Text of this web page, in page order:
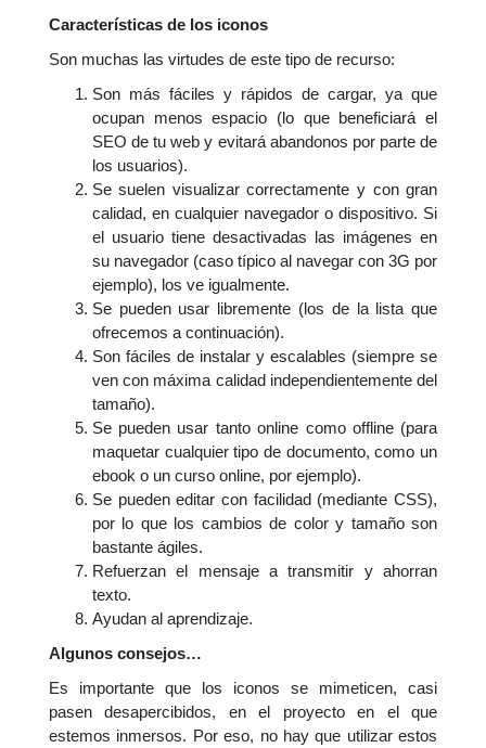
Características de los iconos
Son muchas las virtudes de este tipo de recurso:
Son más fáciles y rápidos de cargar, ya que
ocupan menos espacio (lo que beneficiará el
SEO de tu web y evitará abandonos por parte de
los usuarios).
Se suelen visualizar correctamente y con gran
calidad, en cualquier navegador o dispositivo. Si
el usuario tiene desactivadas las imágenes en
su navegador (caso típico al navegar con 3G por
ejemplo), los ve igualmente.
Se pueden usar libremente (los de la lista que
ofrecemos a continuación).
Son fáciles de instalar y escalables (siempre se
ven con máxima calidad independientemente del
tamaño).
Se pueden usar tanto online como offline (para
maquetar cualquier tipo de documento, como un
ebook o un curso online, por ejemplo).
Se pueden editar con facilidad (mediante CSS),
por lo que los cambios de color y tamaño son
bastante ágiles.
Refuerzan el mensaje a transmitir y ahorran
texto.
Ayudan al aprendizaje.
Algunos consejos…
Es importante que los iconos se mimeticen, casi
pasen desapercibidos, en el proyecto en el que
estemos inmersos. Por eso, no hay que utilizar estos